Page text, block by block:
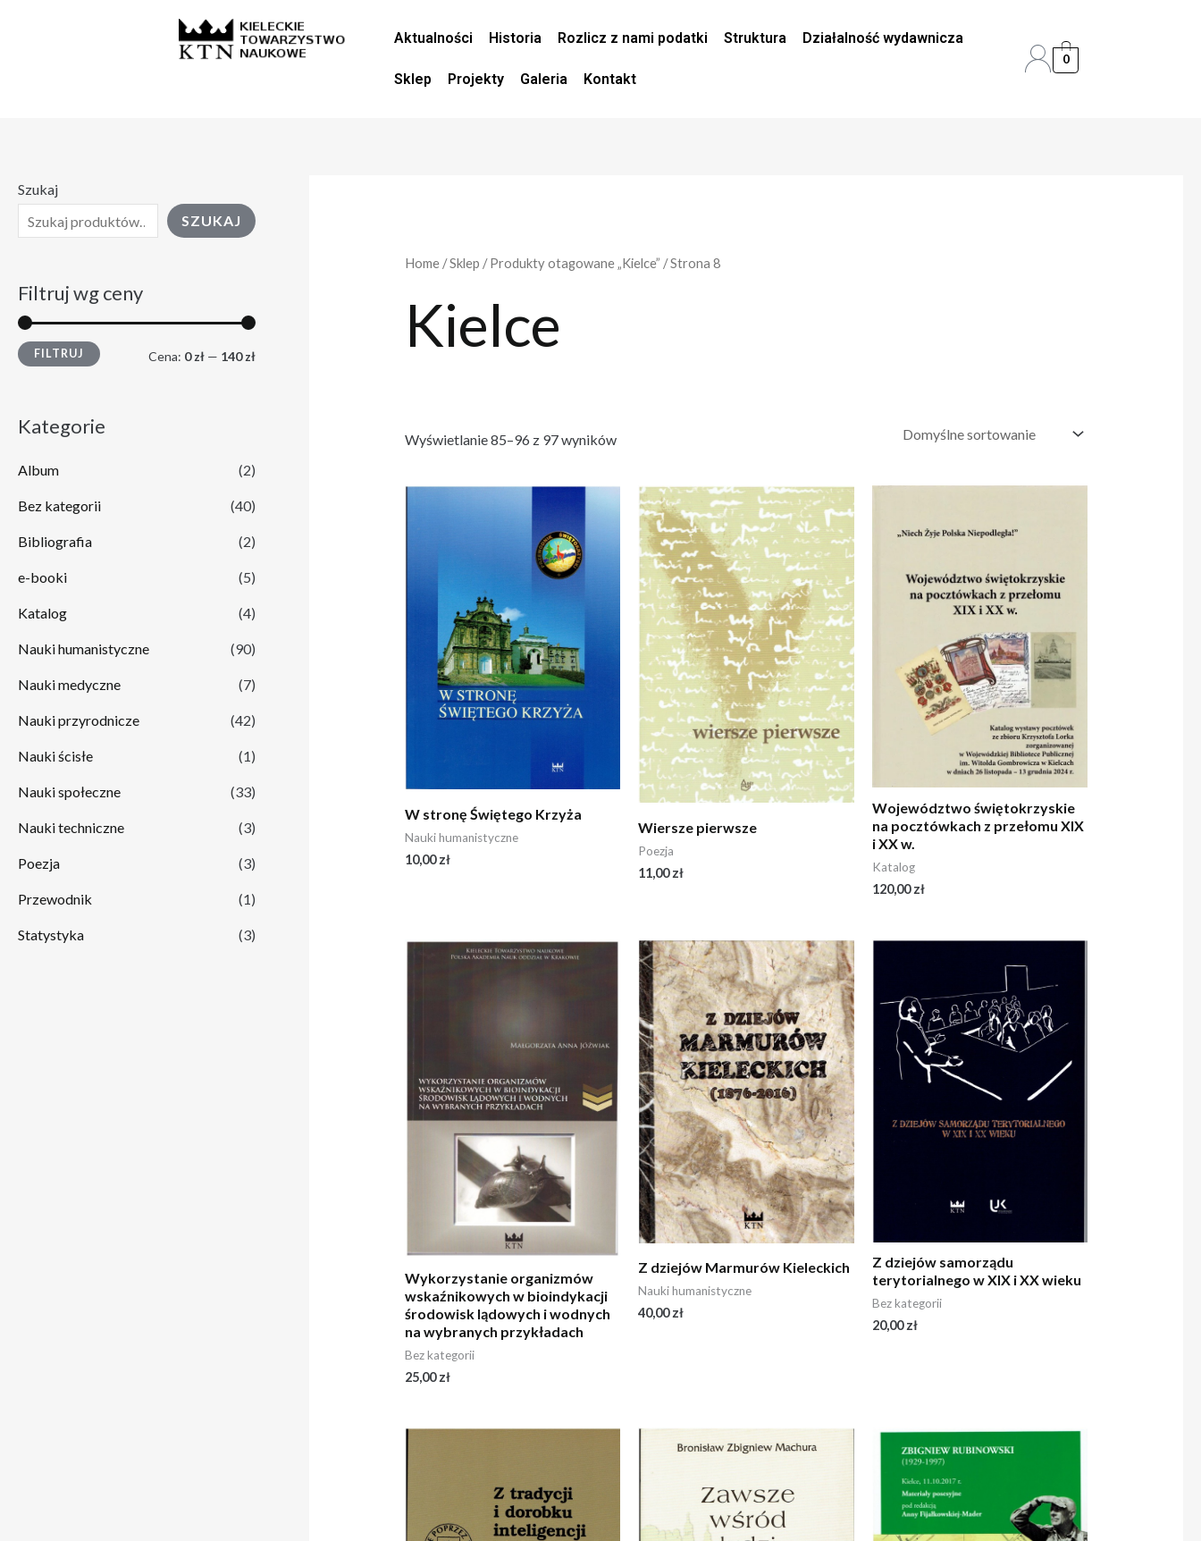
Aktualności Historia Rozlicz z nami podatki Struktura Działalność wydawnicza
Sklep Projekty Galeria Kontakt
0
Szukaj
SZUKAJ
Filtruj wg ceny
e
.
e
s
FILTRUJ Cena: 0 zł — 140 zł
Kategorie
Album (2)
Bez kategorii (40)
Bibliografia (2)
e-booki (5)
Katalog (4)
Nauki humanistyczne (90)
Nauki medyczne (7)
Nauki przyrodnicze (42)
Nauki ścisłe (1)
Nauki społeczne (33)
Nauki techniczne (3)
Poezja (3)
Przewodnik (1)
Statystyka (3)
Home/Sklep /Produkty otagowane „Kielce” / Strona 8
Kielce
Wyświetlanie 85–96 z 97 wyników
W stronę Świętego Krzyża
Nauki humanistyczne
10,00zł
Wiersze pierwsze
Poezja
11,00zł
Województwo świętokrzyskie
na pocztówkach z przełomu XIX
i XX w.
Katalog
120,00zł
Wykorzystanie organizmów
wskaźnikowych w bioindykacji
środowisk lądowych i wodnych
na wybranych przykładach
Bez kategorii
25,00zł
Z dziejów Marmurów Kieleckich
Nauki humanistyczne
40,00zł
Z dziejów samorządu
terytorialnego w XIX i XX wieku
Bez kategorii
20,00zł